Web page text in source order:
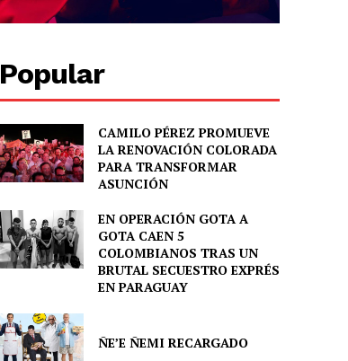
Popular
CAMILO PÉREZ PROMUEVE
LA RENOVACIÓN COLORADA
PARA TRANSFORMAR
ASUNCIÓN
EN OPERACIÓN GOTA A
GOTA CAEN 5
COLOMBIANOS TRAS UN
BRUTAL SECUESTRO EXPRÉS
EN PARAGUAY
ÑE’E ÑEMI RECARGADO